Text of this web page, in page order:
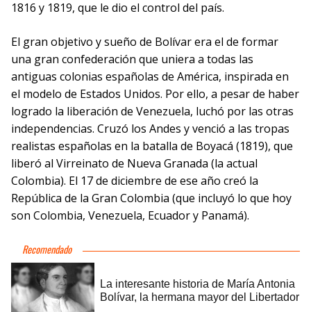
1816 y 1819, que le dio el control del país.
El gran objetivo y sueño de Bolívar era el de formar
una gran confederación que uniera a todas las
antiguas colonias españolas de América, inspirada en
el modelo de Estados Unidos. Por ello, a pesar de haber
logrado la liberación de Venezuela, luchó por las otras
independencias. Cruzó los Andes y venció a las tropas
realistas españolas en la batalla de Boyacá (1819), que
liberó al Virreinato de Nueva Granada (la actual
Colombia). El 17 de diciembre de ese año creó la
República de la Gran Colombia (que incluyó lo que hoy
son Colombia, Venezuela, Ecuador y Panamá).